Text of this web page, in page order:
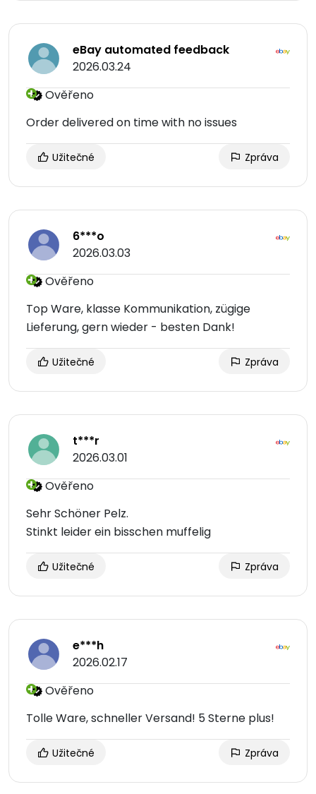
eBay automated feedback
2026.03.24
Ověřeno
Order delivered on time with no issues
Užitečné Zpráva
6***o
2026.03.03
Ověřeno
Top Ware, klasse Kommunikation, zügige
Lieferung, gern wieder - besten Dank!
Užitečné Zpráva
t***r
2026.03.01
Ověřeno
Sehr Schöner Pelz.
Stinkt leider ein bisschen muffelig
Užitečné Zpráva
e***h
2026.02.17
Ověřeno
Tolle Ware, schneller Versand! 5 Sterne plus!
Užitečné Zpráva